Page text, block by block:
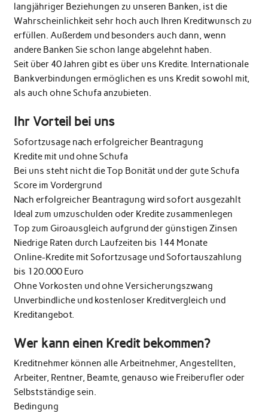
langjähriger Beziehungen zu unseren Banken, ist die
Wahrscheinlichkeit sehr hoch auch Ihren Kreditwunsch zu
erfüllen. Außerdem und besonders auch dann, wenn
andere Banken Sie schon lange abgelehnt haben.
Seit über 40 Jahren gibt es über uns Kredite. Internationale
Bankverbindungen ermöglichen es uns Kredit sowohl mit,
als auch ohne Schufa anzubieten.
Ihr Vorteil bei uns
Sofortzusage nach erfolgreicher Beantragung
Kredite mit und ohne Schufa
Bei uns steht nicht die Top Bonität und der gute Schufa
Score im Vordergrund
Nach erfolgreicher Beantragung wird sofort ausgezahlt
Ideal zum umzuschulden oder Kredite zusammenlegen
Top zum Giroausgleich aufgrund der günstigen Zinsen
Niedrige Raten durch Laufzeiten bis 144 Monate
Online-Kredite mit Sofortzusage und Sofortauszahlung
bis 120.000 Euro
Ohne Vorkosten und ohne Versicherungszwang
Unverbindliche und kostenloser Kreditvergleich und
Kreditangebot.
Wer kann einen Kredit bekommen?
Kreditnehmer können alle Arbeitnehmer, Angestellten,
Arbeiter, Rentner, Beamte, genauso wie Freiberufler oder
Selbstständige sein.
Bedingung